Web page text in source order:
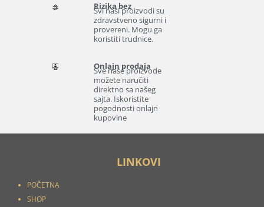
Rizika bez
Svi naši proizvodi su
zdravstveno sigurni i
provereni. Mogu ga
koristiti trudnice.
Onlajn prodaja
Sve naše proizvode
možete naručiti
direktno sa našeg
sajta. Iskoristite
pogodnosti onlajn
kupovine
LINKOVI
POČETNA
SHOP